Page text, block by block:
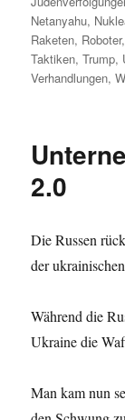
Netanyahu,
Raketen, Roboter,
Taktiken,Trump,
Verhandlungen,
2.0
Die Russen
der
Während die
Ukraine die
Man kam nun